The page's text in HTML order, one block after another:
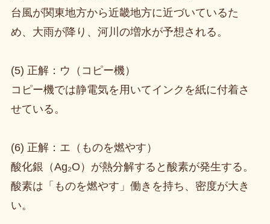
台風が関東地方から近畿地方に近づいているた
め、大雨が降り、河川の増水が予想される。
(5) 正解：ウ（コピー機）
コピー機では静電気を用いてインクを紙に付着さ
せている。
(6) 正解：エ（ものを燃やす）
酸化銀（Ag₂O）が熱分解すると酸素が発生する。
酸素は「ものを燃やす」働きを持ち、密度が大き
い。